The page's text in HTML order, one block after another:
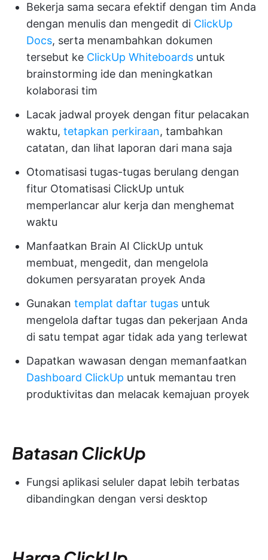
Bekerja sama secara efektif dengan tim Anda
dengan menulis dan mengedit di ClickUp
Docs, serta menambahkan dokumen
tersebut ke ClickUp Whiteboards untuk
brainstorming ide dan meningkatkan
kolaborasi tim
Lacak jadwal proyek dengan fitur pelacakan
waktu, tetapkan perkiraan, tambahkan
catatan, dan lihat laporan dari mana saja
Otomatisasi tugas-tugas berulang dengan
fitur Otomatisasi ClickUp untuk
memperlancar alur kerja dan menghemat
waktu
Manfaatkan Brain AI ClickUp untuk
membuat, mengedit, dan mengelola
dokumen persyaratan proyek Anda
Gunakan templat daftar tugas untuk
mengelola daftar tugas dan pekerjaan Anda
di satu tempat agar tidak ada yang terlewat
Dapatkan wawasan dengan memanfaatkan
Dashboard ClickUp untuk memantau tren
produktivitas dan melacak kemajuan proyek
Batasan ClickUp
Fungsi aplikasi seluler dapat lebih terbatas
dibandingkan dengan versi desktop